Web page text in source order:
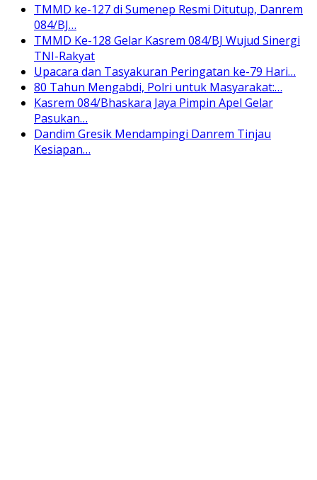
TMMD ke-127 di Sumenep Resmi Ditutup, Danrem
084/BJ…
TMMD Ke-128 Gelar Kasrem 084/BJ Wujud Sinergi
TNI-Rakyat
Upacara dan Tasyakuran Peringatan ke-79 Hari…
80 Tahun Mengabdi, Polri untuk Masyarakat:…
Kasrem 084/Bhaskara Jaya Pimpin Apel Gelar
Pasukan…
Dandim Gresik Mendampingi Danrem Tinjau
Kesiapan…